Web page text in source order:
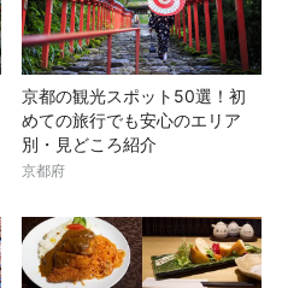
京都の観光スポット50選！初
めての旅行でも安心のエリア
別・見どころ紹介
京都府